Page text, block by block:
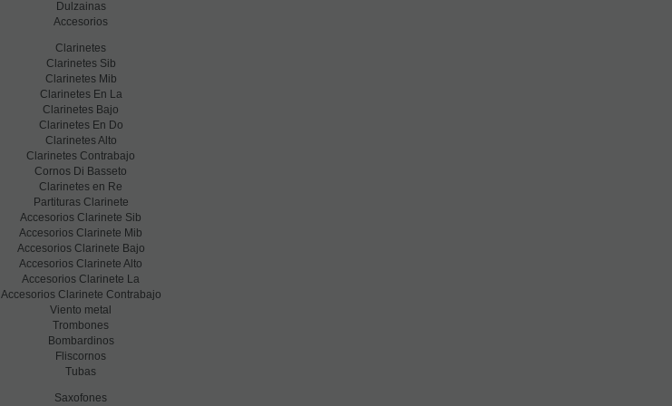
Dulzainas
Accesorios
Clarinetes
Clarinetes Sib
Clarinetes Mib
Clarinetes En La
Clarinetes Bajo
Clarinetes En Do
Clarinetes Alto
Clarinetes Contrabajo
Cornos Di Basseto
Clarinetes en Re
Partituras Clarinete
Accesorios Clarinete Sib
Accesorios Clarinete Mib
Accesorios Clarinete Bajo
Accesorios Clarinete Alto
Accesorios Clarinete La
Accesorios Clarinete Contrabajo
Viento metal
Trombones
Bombardinos
Fliscornos
Tubas
Saxofones